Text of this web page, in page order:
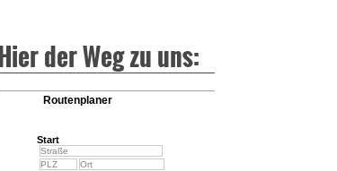
der Weg zu uns:
Routenplaner
Start